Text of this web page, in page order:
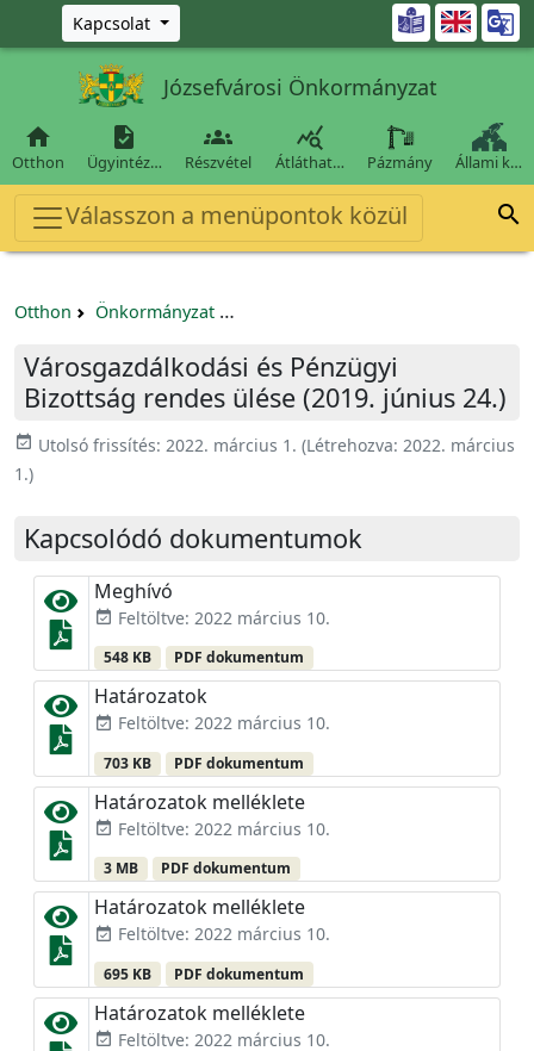
Ugrás a fő tartalomra
Kapcsolat 
Józsefvárosi Önkormányzat

Otthon

Ügyintéz…

Részvétel

Átláthat… Pázmány Állami k…
Válasszon a menüpontok közül 
Otthon Önkormányzat
Városgazdálkodási és Pénzügyi
Bizottság rendes ülése (2019. június 24.)
event_available Utolsó frissítés: 2022. március 1. (Létrehozva: 2022. március
1.)
Kapcsolódó dokumentumok
Meghívó
event_available Feltöltve: 2022 március 10.
548 KB PDF dokumentum
Határozatok
event_available Feltöltve: 2022 március 10.
703 KB PDF dokumentum
Határozatok melléklete
event_available Feltöltve: 2022 március 10.
3 MB PDF dokumentum
Határozatok melléklete
event_available Feltöltve: 2022 március 10.
695 KB PDF dokumentum
Határozatok melléklete
event_available Feltöltve: 2022 március 10.